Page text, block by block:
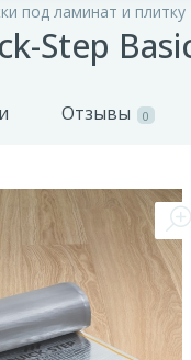
под ламинат и
Step
Отзывы 0